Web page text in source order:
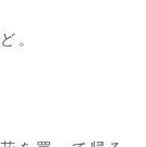
。